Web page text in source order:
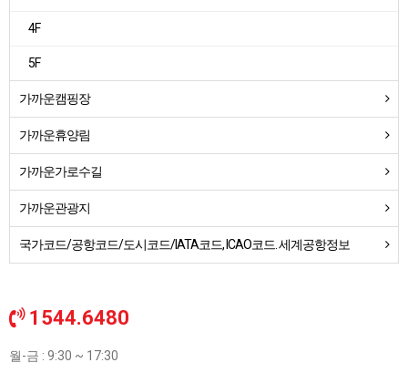
4F
5F
가까운캠핑장
가까운휴양림
가까운가로수길
가까운관광지
국가코드/공항코드/도시코드/IATA코드, ICAO코드. 세계공항정보
1544.6480
월-금 : 9:30 ~ 17:30